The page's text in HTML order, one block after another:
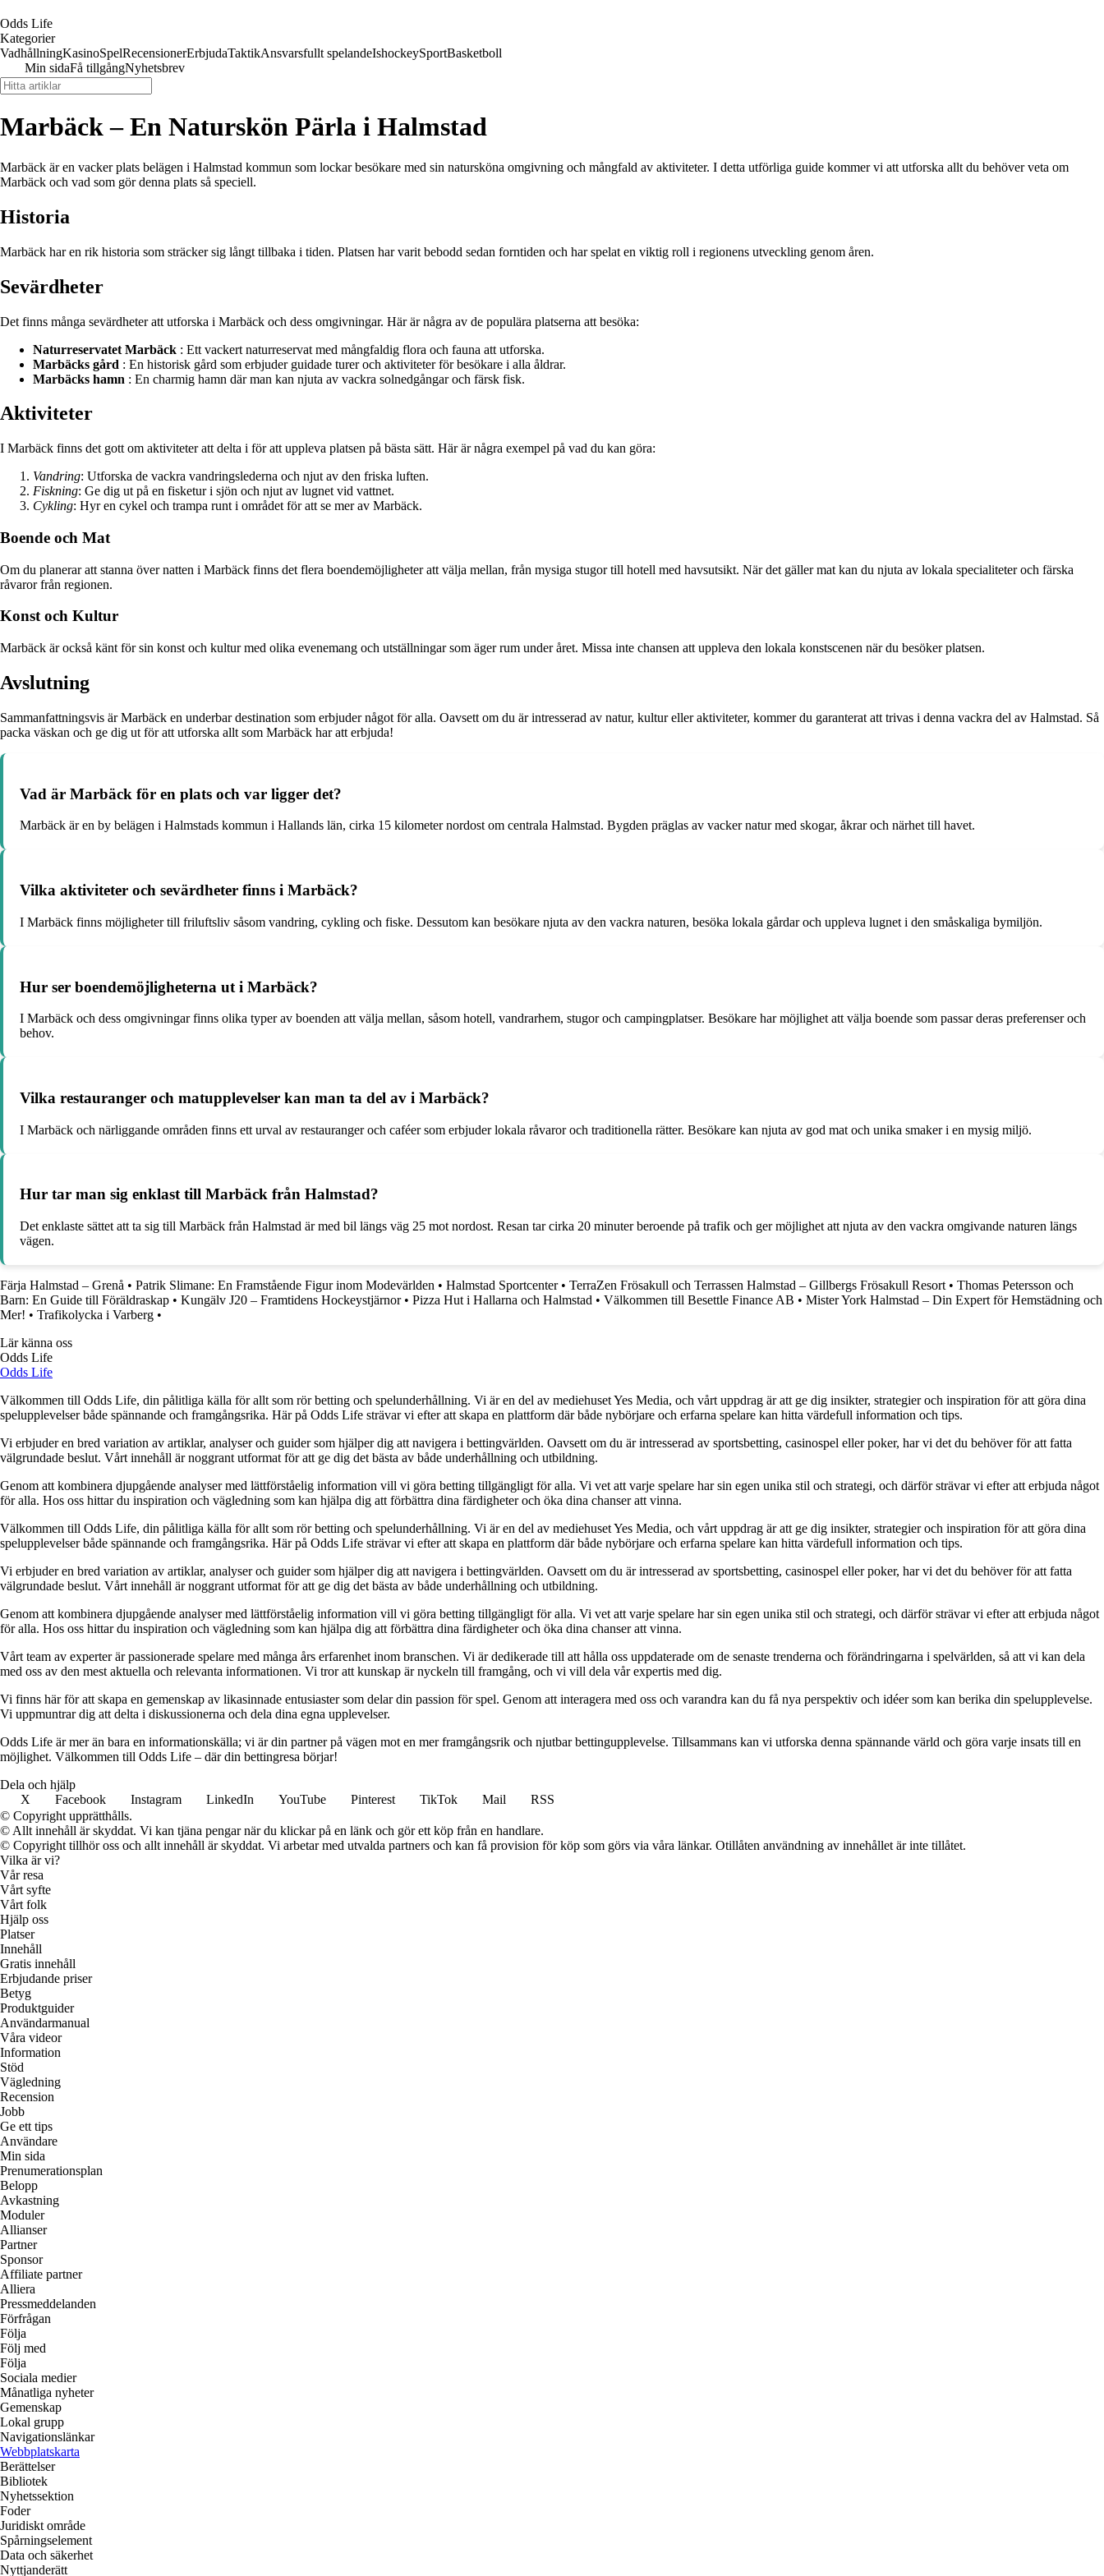
Odds Life
Kategorier
VadhållningKasinoSpelRecensionerErbjudaTaktikAnsvarsfullt spelandeIshockeySportBasketboll
Min sidaFå tillgångNyhetsbrev
Marbäck – En Naturskön Pärla i Halmstad
Marbäck är en vacker plats belägen i Halmstad kommun som lockar besökare med sin natursköna omgivning och mångfald av aktiviteter. I detta utförliga guide kommer vi att utforska allt du behöver veta om
Marbäck och vad som gör denna plats så speciell.
Historia
Marbäck har en rik historia som sträcker sig långt tillbaka i tiden. Platsen har varit bebodd sedan forntiden och har spelat en viktig roll i regionens utveckling genom åren.
Sevärdheter
Det finns många sevärdheter att utforska i Marbäck och dess omgivningar. Här är några av de populära platserna att besöka:
Naturreservatet Marbäck : Ett vackert naturreservat med mångfaldig flora och fauna att utforska.
Marbäcks gård : En historisk gård som erbjuder guidade turer och aktiviteter för besökare i alla åldrar.
Marbäcks hamn : En charmig hamn där man kan njuta av vackra solnedgångar och färsk fisk.
Aktiviteter
I Marbäck finns det gott om aktiviteter att delta i för att uppleva platsen på bästa sätt. Här är några exempel på vad du kan göra:
Vandring: Utforska de vackra vandringslederna och njut av den friska luften.
Fiskning: Ge dig ut på en fisketur i sjön och njut av lugnet vid vattnet.
Cykling: Hyr en cykel och trampa runt i området för att se mer av Marbäck.
Boende och Mat
Om du planerar att stanna över natten i Marbäck finns det flera boendemöjligheter att välja mellan, från mysiga stugor till hotell med havsutsikt. När det gäller mat kan du njuta av lokala specialiteter och färska
råvaror från regionen.
Konst och Kultur
Marbäck är också känt för sin konst och kultur med olika evenemang och utställningar som äger rum under året. Missa inte chansen att uppleva den lokala konstscenen när du besöker platsen.
Avslutning
Sammanfattningsvis är Marbäck en underbar destination som erbjuder något för alla. Oavsett om du är intresserad av natur, kultur eller aktiviteter, kommer du garanterat att trivas i denna vackra del av Halmstad. Så
packa väskan och ge dig ut för att utforska allt som Marbäck har att erbjuda!
Vad är Marbäck för en plats och var ligger det?
Marbäck är en by belägen i Halmstads kommun i Hallands län, cirka 15 kilometer nordost om centrala Halmstad. Bygden präglas av vacker natur med skogar, åkrar och närhet till havet.
Vilka aktiviteter och sevärdheter finns i Marbäck?
I Marbäck finns möjligheter till friluftsliv såsom vandring, cykling och fiske. Dessutom kan besökare njuta av den vackra naturen, besöka lokala gårdar och uppleva lugnet i den småskaliga bymiljön.
Hur ser boendemöjligheterna ut i Marbäck?
I Marbäck och dess omgivningar finns olika typer av boenden att välja mellan, såsom hotell, vandrarhem, stugor och campingplatser. Besökare har möjlighet att välja boende som passar deras preferenser och
behov.
Vilka restauranger och matupplevelser kan man ta del av i Marbäck?
I Marbäck och närliggande områden finns ett urval av restauranger och caféer som erbjuder lokala råvaror och traditionella rätter. Besökare kan njuta av god mat och unika smaker i en mysig miljö.
Hur tar man sig enklast till Marbäck från Halmstad?
Det enklaste sättet att ta sig till Marbäck från Halmstad är med bil längs väg 25 mot nordost. Resan tar cirka 20 minuter beroende på trafik och ger möjlighet att njuta av den vackra omgivande naturen längs
vägen.
Färja Halmstad – Grenå • Patrik Slimane: En Framstående Figur inom Modevärlden • Halmstad Sportcenter• TerraZen Frösakull och Terrassen Halmstad – Gillbergs Frösakull Resort • Thomas Petersson och
Barn: En Guide till Föräldraskap • Kungälv J20 – Framtidens Hockeystjärnor• Pizza Hut i Hallarna och Halmstad • Välkommen till Besettle Finance AB • Mister York Halmstad – Din Expert för Hemstädning och
Mer! • Trafikolycka i Varberg •
Lär känna oss
Odds Life
Odds Life
Välkommen till Odds Life, din pålitliga källa för allt som rör betting och spelunderhållning. Vi är en del av mediehuset Yes Media, och vårt uppdrag är att ge dig insikter, strategier och inspiration för att göra dina
spelupplevelser både spännande och framgångsrika. Här på Odds Life strävar vi efter att skapa en plattform där både nybörjare och erfarna spelare kan hitta värdefull information och tips.
Vi erbjuder en bred variation av artiklar, analyser och guider som hjälper dig att navigera i bettingvärlden. Oavsett om du är intresserad av sportsbetting, casinospel eller poker, har vi det du behöver för att fatta
välgrundade beslut. Vårt innehåll är noggrant utformat för att ge dig det bästa av både underhållning och utbildning.
Genom att kombinera djupgående analyser med lättförståelig information vill vi göra betting tillgängligt för alla. Vi vet att varje spelare har sin egen unika stil och strategi, och därför strävar vi efter att erbjuda något
för alla. Hos oss hittar du inspiration och vägledning som kan hjälpa dig att förbättra dina färdigheter och öka dina chanser att vinna.
Välkommen till Odds Life, din pålitliga källa för allt som rör betting och spelunderhållning. Vi är en del av mediehuset Yes Media, och vårt uppdrag är att ge dig insikter, strategier och inspiration för att göra dina
spelupplevelser både spännande och framgångsrika. Här på Odds Life strävar vi efter att skapa en plattform där både nybörjare och erfarna spelare kan hitta värdefull information och tips.
Vi erbjuder en bred variation av artiklar, analyser och guider som hjälper dig att navigera i bettingvärlden. Oavsett om du är intresserad av sportsbetting, casinospel eller poker, har vi det du behöver för att fatta
välgrundade beslut. Vårt innehåll är noggrant utformat för att ge dig det bästa av både underhållning och utbildning.
Genom att kombinera djupgående analyser med lättförståelig information vill vi göra betting tillgängligt för alla. Vi vet att varje spelare har sin egen unika stil och strategi, och därför strävar vi efter att erbjuda något
för alla. Hos oss hittar du inspiration och vägledning som kan hjälpa dig att förbättra dina färdigheter och öka dina chanser att vinna.
Vårt team av experter är passionerade spelare med många års erfarenhet inom branschen. Vi är dedikerade till att hålla oss uppdaterade om de senaste trenderna och förändringarna i spelvärlden, så att vi kan dela
med oss av den mest aktuella och relevanta informationen. Vi tror att kunskap är nyckeln till framgång, och vi vill dela vår expertis med dig.
Vi finns här för att skapa en gemenskap av likasinnade entusiaster som delar din passion för spel. Genom att interagera med oss och varandra kan du få nya perspektiv och idéer som kan berika din spelupplevelse.
Vi uppmuntrar dig att delta i diskussionerna och dela dina egna upplevelser.
Odds Life är mer än bara en informationskälla; vi är din partner på vägen mot en mer framgångsrik och njutbar bettingupplevelse. Tillsammans kan vi utforska denna spännande värld och göra varje insats till en
möjlighet. Välkommen till Odds Life – där din bettingresa börjar!
Dela och hjälp
X
Facebook Instagram LinkedIn YouTube Pinterest TikTok Mail
RSS
© Copyright upprätthålls.
© Allt innehåll är skyddat. Vi kan tjäna pengar när du klickar på en länk och gör ett köp från en handlare.
© Copyright tillhör oss och allt innehåll är skyddat. Vi arbetar med utvalda partners och kan få provision för köp som görs via våra länkar. Otillåten användning av innehållet är inte tillåtet.
Vilka är vi?
Vår resa
Vårt syfte
Vårt folk
Hjälp oss
Platser
Innehåll
Gratis innehåll
Erbjudande priser
Betyg
Produktguider
Användarmanual
Våra videor
Information
Stöd
Vägledning
Recension
Jobb
Ge ett tips
Användare
Min sida
Prenumerationsplan
Belopp
Avkastning
Moduler
Allianser
Partner
Sponsor
Affiliate partner
Alliera
Pressmeddelanden
Förfrågan
Följa
Följ med
Följa
Sociala medier
Månatliga nyheter
Gemenskap
Lokal grupp
Navigationslänkar
Webbplatskarta
Berättelser
Bibliotek
Nyhetssektion
Foder
Juridiskt område
Spårningselement
Data och säkerhet
Nyttjanderätt